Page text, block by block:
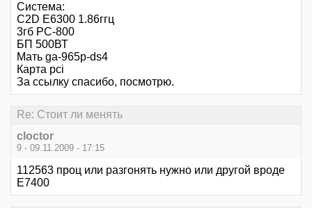
Система:
С2D Е6300 1.86ггц
3гб РС-800
БП 500ВТ
Мать gа-965р-ds4
Карта рсi
За ссылку спасибо, посмотрю.
Re: Стоит ли менять
cloctor
9 - 09.11.2009 - 17:15
112563 проц или разгонять нужно или другой вроде
Е7400